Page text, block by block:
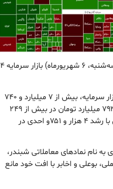
ریال نیوز : شاخص بورس در جریان معاملات امروز(سه‌شنبه، ۶ شهریورماه) بازار سرمایه ۴
به گزارش ریال نیوز ، در جریان دادوستدهای امروز بازار سرمایه، بیش از ۷ میلیارد و ۷۴۰
میلیون سهم و حق تقدم به ارزشی بالغ بر ۴ هزار و ۷۹۳ میلیارد تومان در بیش از ۲۴۹
هزار نوبت مورد دادوستد قرار گرفت و شاخص بورس با رشد ۴ هزار و ۷۵۱و احدی در
نام نمادهای معاملاتی شبندر،
بوعلی و اخابر با افت خود مانع